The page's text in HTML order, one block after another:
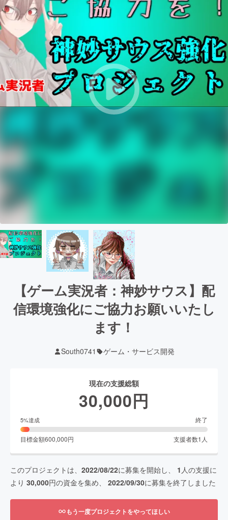
【ゲーム実況者：神妙サウス】配
信環境強化にご協力お願いいたし
ます！
South0741 ゲーム・サービス開発
現在の支援総額
30,000円
5%達成 終了
目標金額600,000円 支援者数1 人
このプロジェクトは、 2022/08/22に募集を開始し、 1 人の支援に
より 30,000円の資金を集め、 2022/09/30に募集を終了しました
もう一度プロジェクトをやってほしい